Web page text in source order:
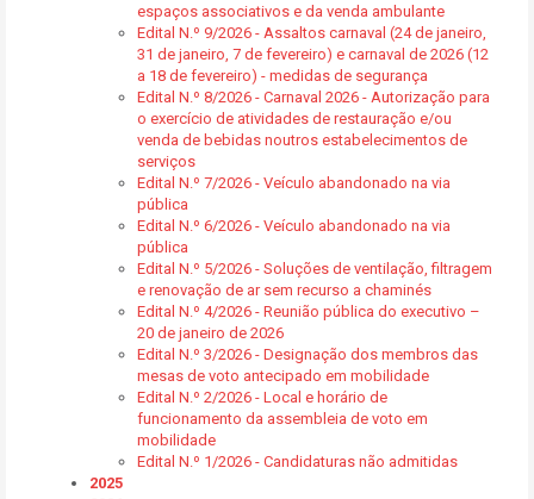
espaços associativos e da venda ambulante
Edital N.º 9/2026 - Assaltos carnaval (24 de janeiro,
31 de janeiro, 7 de fevereiro) e carnaval de 2026 (12
a 18 de fevereiro) - medidas de segurança
Edital N.º 8/2026 - Carnaval 2026 - Autorização para
o exercício de atividades de restauração e/ou
venda de bebidas noutros estabelecimentos de
serviços
Edital N.º 7/2026 - Veículo abandonado na via
pública
Edital N.º 6/2026 - Veículo abandonado na via
pública
Edital N.º 5/2026 - Soluções de ventilação, filtragem
e renovação de ar sem recurso a chaminés
Edital N.º 4/2026 - Reunião pública do executivo –
20 de janeiro de 2026
Edital N.º 3/2026 - Designação dos membros das
mesas de voto antecipado em mobilidade
Edital N.º 2/2026 - Local e horário de
funcionamento da assembleia de voto em
mobilidade
Edital N.º 1/2026 - Candidaturas não admitidas
2025